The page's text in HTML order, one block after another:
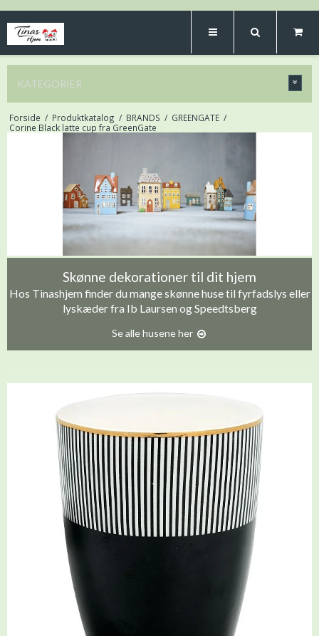
KATEGORIER
Forside / Produktkatalog / BRANDS / GREENGATE /
Corine Black latte cup fra GreenGate
Skønne dekorationer til dit hjem
Hos Tinashjem finder du mange skønne huse til fyrfadslys eller
lyskæder fra Ib Laursen og Speedtsberg
Se alle husene her